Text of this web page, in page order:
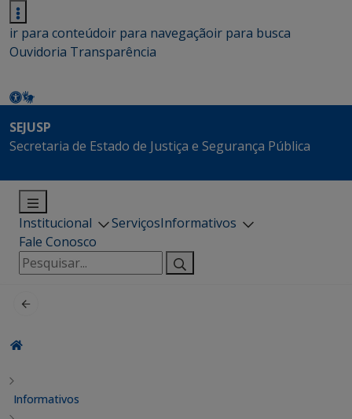
ir para conteúdoir para navegaçãoir para busca
Ouvidoria Transparência
SEJUSP
Secretaria de Estado de Justiça e Segurança Pública
Institucional ServiçosInformativos
Fale Conosco
Pesquisar
por:
Informativos